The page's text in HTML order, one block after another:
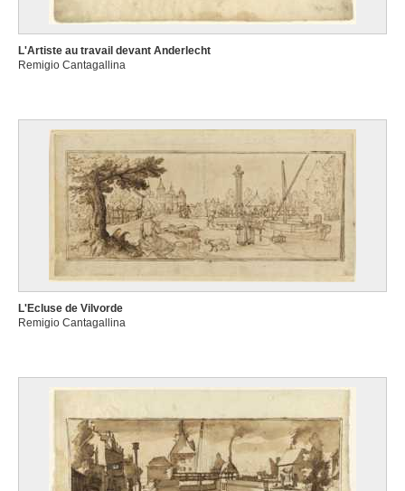
L'Artiste au travail devant Anderlecht
Remigio Cantagallina
L'Ecluse de Vilvorde
Remigio Cantagallina